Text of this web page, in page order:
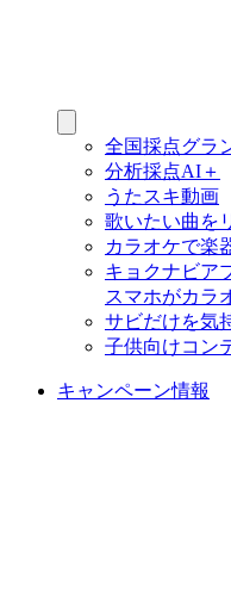
全国採点グラ
分析採点AI＋
うたスキ動画
歌いたい曲を
カラオケで楽
キョクナビア
スマホがカラ
サビだけを気
子供向けコン
キャンペーン情報